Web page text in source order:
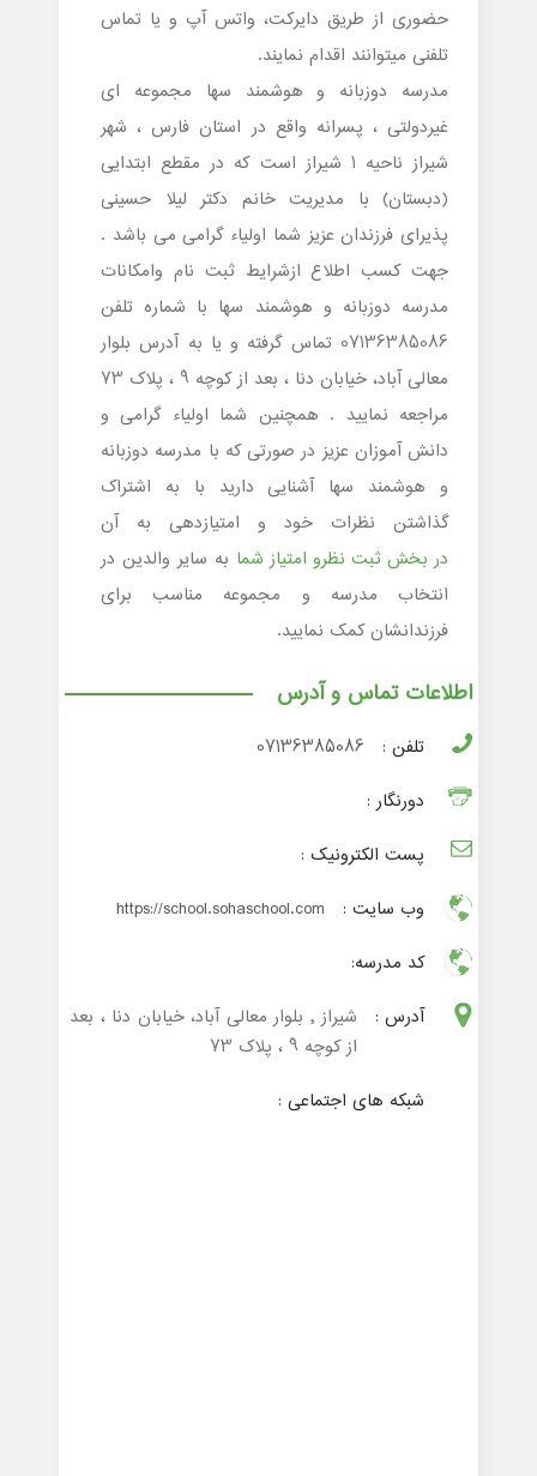
حضوری از طریق دایرکت، واتس آپ و یا تماس
تلفنی میتوانند اقدام نمایند.
مدرسه دوزبانه و هوشمند سها مجموعه ای
غیردولتی ، پسرانه واقع در استان فارس ، شهر
شیراز ناحیه 1 شیراز است که در مقطع ابتدایی
(دبستان) با مدیریت خانم دکتر لیلا حسینی
پذیرای فرزندان عزیز شما اولیاء گرامی می باشد .
جهت کسب اطلاع ازشرایط ثبت نام وامکانات
مدرسه دوزبانه و هوشمند سها با شماره تلفن
07136385086 تماس گرفته و یا به آدرس بلوار
معالی آباد، خیابان دنا ، بعد از کوچه 9 ، پلاک 73
مراجعه نمایید . همچنین شما اولیاء گرامی و
دانش آموزان عزیز در صورتی که با مدرسه دوزبانه
و هوشمند سها آشنایی دارید با به اشتراک
گذاشتن نظرات خود و امتیازدهی به آن
در بخش ثبت نظرو امتیاز شما به سایر والدین در
انتخاب مدرسه و مجموعه مناسب برای
فرزندانشان کمک نمایید.
اطلاعات تماس و آدرس
تلفن :
07136385086
دورنگار :
پست الکترونیک :
وب سایت :
https://school.sohaschool.com
کد مدرسه:
آدرس :
شیراز , بلوار معالی آباد، خیابان دنا ، بعد
از کوچه 9 ، پلاک 73
شبکه های اجتماعی :